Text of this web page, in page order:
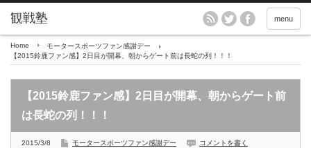
menu
Home
モータースポーツファン感謝デー
【2015鈴鹿ファン感】2日目が開幕、朝からゲート前は長蛇の列！！！
【2015鈴鹿ファン感】2日目が開幕、朝からゲート前
は長蛇の列！！！
2015/3/8 モータースポーツファン感謝デー コメントを書く